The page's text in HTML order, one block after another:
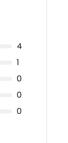
4
1
0
0
0